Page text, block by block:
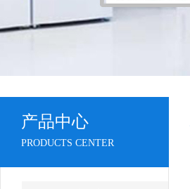
产品中心
PRODUCTS CENTER